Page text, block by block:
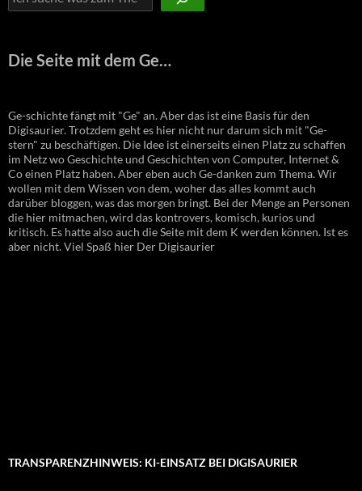
Die Seite mit dem Ge…
Ge-schichte fängt mit "Ge" an. Aber das ist eine Basis für den
Digisaurier. Trotzdem geht es hier nicht nur darum sich mit "Ge-
stern" zu beschäftigen. Die Idee ist einerseits einen Platz zu schaffen
im Netz wo Geschichte und Geschichten von Computer, Internet &
Co einen Platz haben. Aber eben auch Ge-danken zum Thema. Wir
wollen mit dem Wissen von dem, woher das alles kommt auch
darüber bloggen, was das morgen bringt. Bei der Menge an Personen
die hier mitmachen, wird das kontrovers, komisch, kurios und
kritisch. Es hatte also auch die Seite mit dem K werden können. Ist es
aber nicht. Viel Spaß hier Der Digisaurier
TRANSPARENZHINWEIS: KI-EINSATZ BEI DIGISAURIER